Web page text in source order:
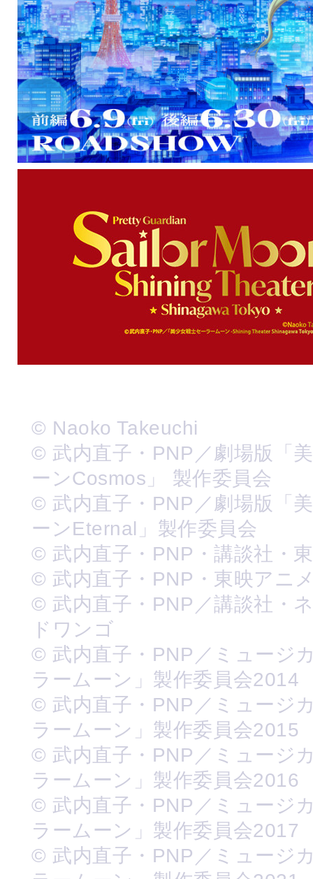
© Naoko Takeuchi
© 武内直子・PNP／劇場版「
ーンCosmos」 製作委員会
© 武内直子・PNP／劇場版「
ーンEternal」製作委員会
© 武内直子・PNP・講談社・
© 武内直子・PNP・東映アニ
© 武内直子・PNP／講談社・
ドワンゴ
© 武内直子・PNP／ミュージ
ラームーン」製作委員会2014
© 武内直子・PNP／ミュージ
ラームーン」製作委員会2015
© 武内直子・PNP／ミュージ
ラームーン」製作委員会2016
© 武内直子・PNP／ミュージ
ラームーン」製作委員会2017
© 武内直子・PNP／ミュージ